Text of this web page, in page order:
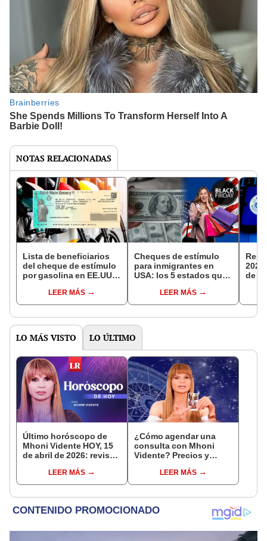
NOTAS RELACIONADAS
Lista de beneficiarios
del cheque de estímulo
por gasolina en EE.UU.:
hasta US$3.200
LEER MÁS
Cheques de estímulo
para inmigrantes en
USA: los 5 estados que
económico ideal para el
Black Friday
LEER MÁS
de
LO MÁS VISTO LO ÚLTIMO
Último horóscopo de
Mhoni Vidente HOY, 15
de abril de 2026: revisa
signo y entérate si te
espera un día
LEER MÁS
¿Cómo agendar una
consulta con Mhoni
Vidente? Precios y
la famosa astróloga este
2025
LEER MÁS